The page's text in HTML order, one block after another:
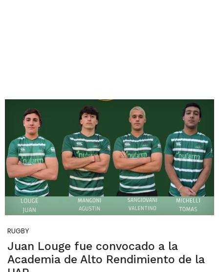
RUGBY
Juan Louge fue convocado a la
Academia de Alto Rendimiento de la